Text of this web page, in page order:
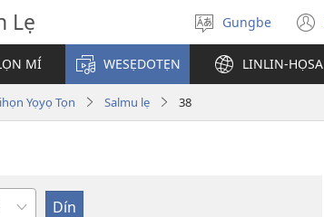
Lẹ
De
ogbè
dopo
Gungbe
MÍ WESẸDOTẸN LINLIN-HỌSA
Yọyọ Tọn Salmu lẹ 38